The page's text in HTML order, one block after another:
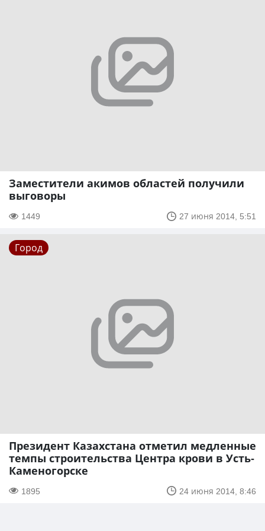
Заместители акимов областей получили
выговоры
1449 27 июня 2014, 5:51
Город
Президент Казахстана отметил медленные
темпы строительства Центра крови в Усть-
Каменогорске
1895 24 июня 2014, 8:46